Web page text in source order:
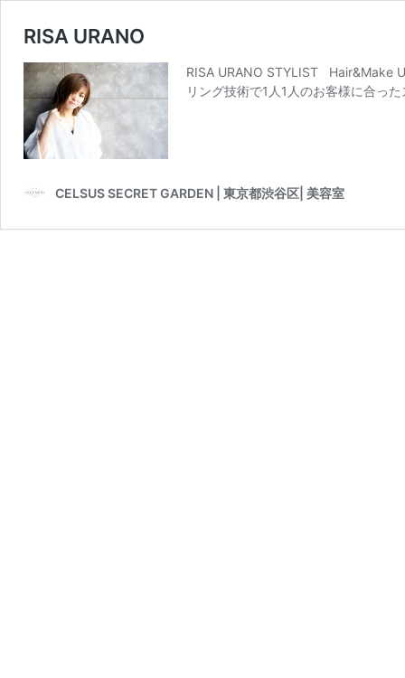
RISA URANO
RISA URANO STYLIST Hair&Make
リング技術で1人1人のお客様に合っ
CELSUS SECRET GARDEN | 東京都渋谷区| 美容室